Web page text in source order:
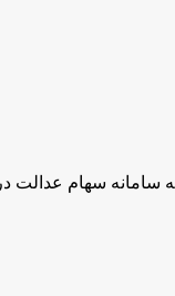
سامانه سهام عدالت